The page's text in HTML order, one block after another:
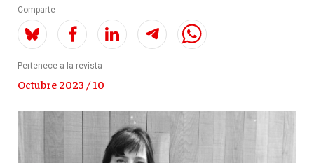
Comparte
Pertenece a la revista
Octubre 2023 / 10